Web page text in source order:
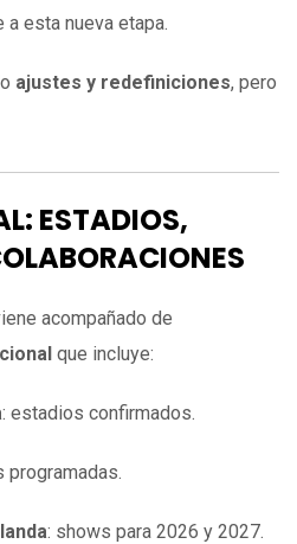
esta nueva etapa.
ajustes y redefiniciones, pero
ESTADIOS,
acompañado de
que incluye:
: estadios confirmados.
programadas.
: shows para 2026 y 2027.